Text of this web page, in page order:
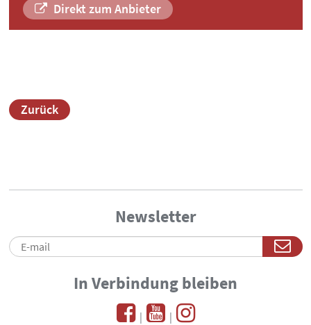
Direkt zum Anbieter
Zurück
Newsletter
In Verbindung bleiben
| |